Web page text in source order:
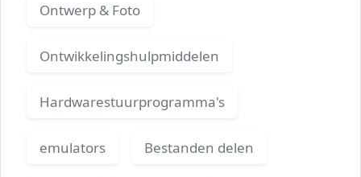
Ontwerp & Foto
Ontwikkelingshulpmiddelen
Hardwarestuurprogramma's
emulators Bestanden delen